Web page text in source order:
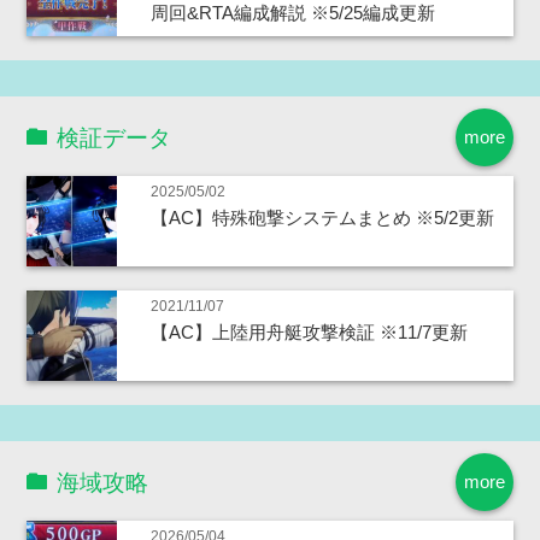
周回&RTA編成解説 ※5/25編成更新
more
検証データ
2025/05/02
【AC】特殊砲撃システムまとめ ※5/2更新
2021/11/07
【AC】上陸用舟艇攻撃検証 ※11/7更新
more
海域攻略
2026/05/04